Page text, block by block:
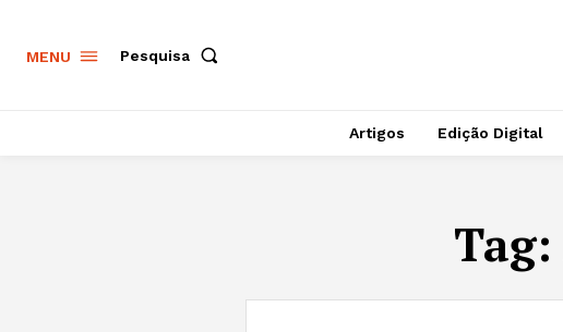
MENU Pesquisa
Artigos Edição Digital
Tag: